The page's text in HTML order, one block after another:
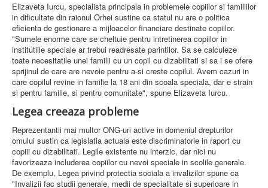
Elizaveta Iurcu, specialista principala in problemele copiilor si familiilor
in dificultate din raionul Orhei sustine ca statul nu are o politica
eficienta de gestionare a mijloacelor financiare destinate copiilor.
"Sumele enorme care se cheltuie pentru intretinerea copiilor in
institutiile speciale ar trebui readresate parintilor. Sa se calculeze
toate necesitatile unei familii cu un copil cu dizabilitati si sa i se ofere
sprijinul de care are nevoie pentru a-si creste copilul. Avem cazuri in
care copilul revine in familie la 18 ani din scoala speciala, dar e strain
si pentru familie, si pentru comunitate", spune Elizaveta Iurcu.
Legea creeaza probleme
Reprezentantii mai multor ONG-uri active in domeniul drepturilor
omului sustin ca legislatia actuala este discriminatorie in raport cu
copiii cu dizabilitati. Legile existente nu interzic, dar nici nu
favorizeaza includerea copiilor cu nevoi speciale in scolile generale.
De exemplu, Legea privind protectia sociala a invalizilor spune ca
"Invalizii fac studii generale, medii de specialitate si superioare in